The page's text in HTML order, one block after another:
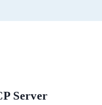
Server